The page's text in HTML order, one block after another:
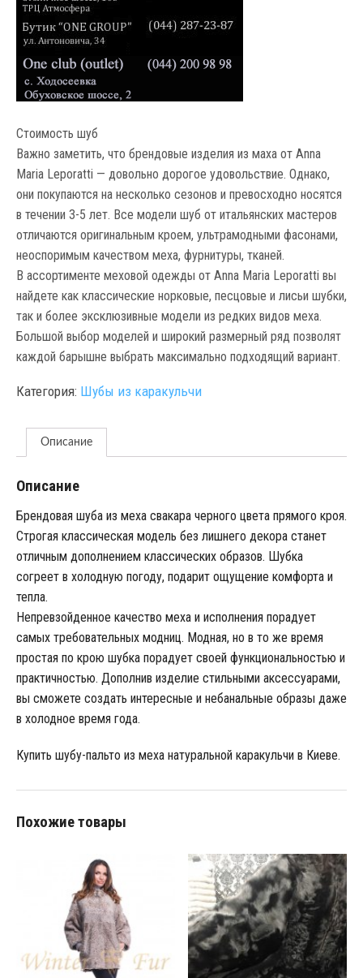
Стоимость шуб
Важно заметить, что брендовые изделия из маха от Anna
Maria Leporatti — довольно дорогое удовольствие. Однако,
они покупаются на несколько сезонов и превосходно носятся
в течении 3-5 лет. Все модели шуб от итальянских мастеров
отличаются оригинальным кроем, ультрамодными фасонами,
неоспоримым качеством меха, фурнитуры, тканей.
В ассортименте меховой одежды от Anna Maria Leporatti вы
найдете как классические норковые, песцовые и лисьи шубки,
так и более эксклюзивные модели из редких видов меха.
Большой выбор моделей и широкий размерный ряд позволят
каждой барышне выбрать максимально подходящий вариант.
Категория: Шубы из каракульчи
Описание
Описание
Брендовая шуба из меха свакара черного цвета прямого кроя.
Строгая классическая модель без лишнего декора станет
отличным дополнением классических образов. Шубка
согреет в холодную погоду, подарит ощущение комфорта и
тепла.
Непревзойденное качество меха и исполнения порадует
самых требовательных модниц. Модная, но в то же время
простая по крою шубка порадует своей функциональностью и
практичностью. Дополнив изделие стильными аксессуарами,
вы сможете создать интересные и небанальные образы даже
в холодное время года.
Купить шубу-пальто из меха натуральной каракульчи в Киеве.
Похожие товары